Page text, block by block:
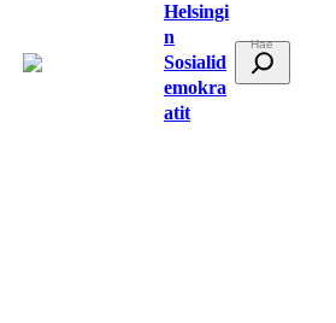
Helsingi
n
Sosialid
emokra
atit
t